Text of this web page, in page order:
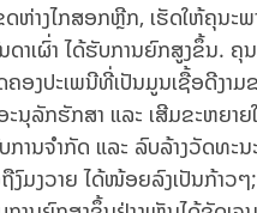
ຫ່າງໄກສອກຫຼີກ, ເຮັດໃຫ້ຄຸນະພ
າເຜົ່າ ໄດ້ຮັບການຍົກສູງຂຶ້ນ. ຄຸ
ອງປະເພນີທີ່ເປັນມູນເຊື້ອດີງາມ
ະນຸລັກຮັກສາ ແລະ ເສີມຂະຫຍາຍ
ານຈໍາກັດ ແລະ ລົບລ້າງວັດທະ
ງົມງວາຍ ໄດ້ໜ້ອຍລົງເປັນກ້າວໆ;